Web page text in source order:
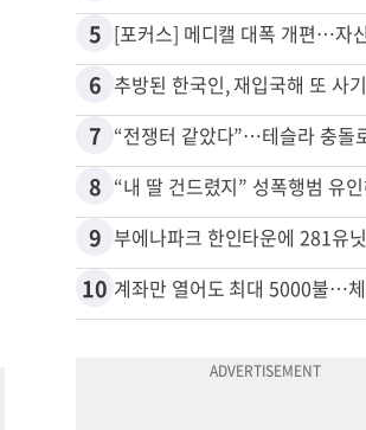
5
6 추방된 한국인, 재입국해 또 사기
7
8
9
10